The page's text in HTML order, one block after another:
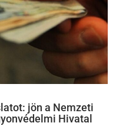
jön a Nemzeti
Hivatal